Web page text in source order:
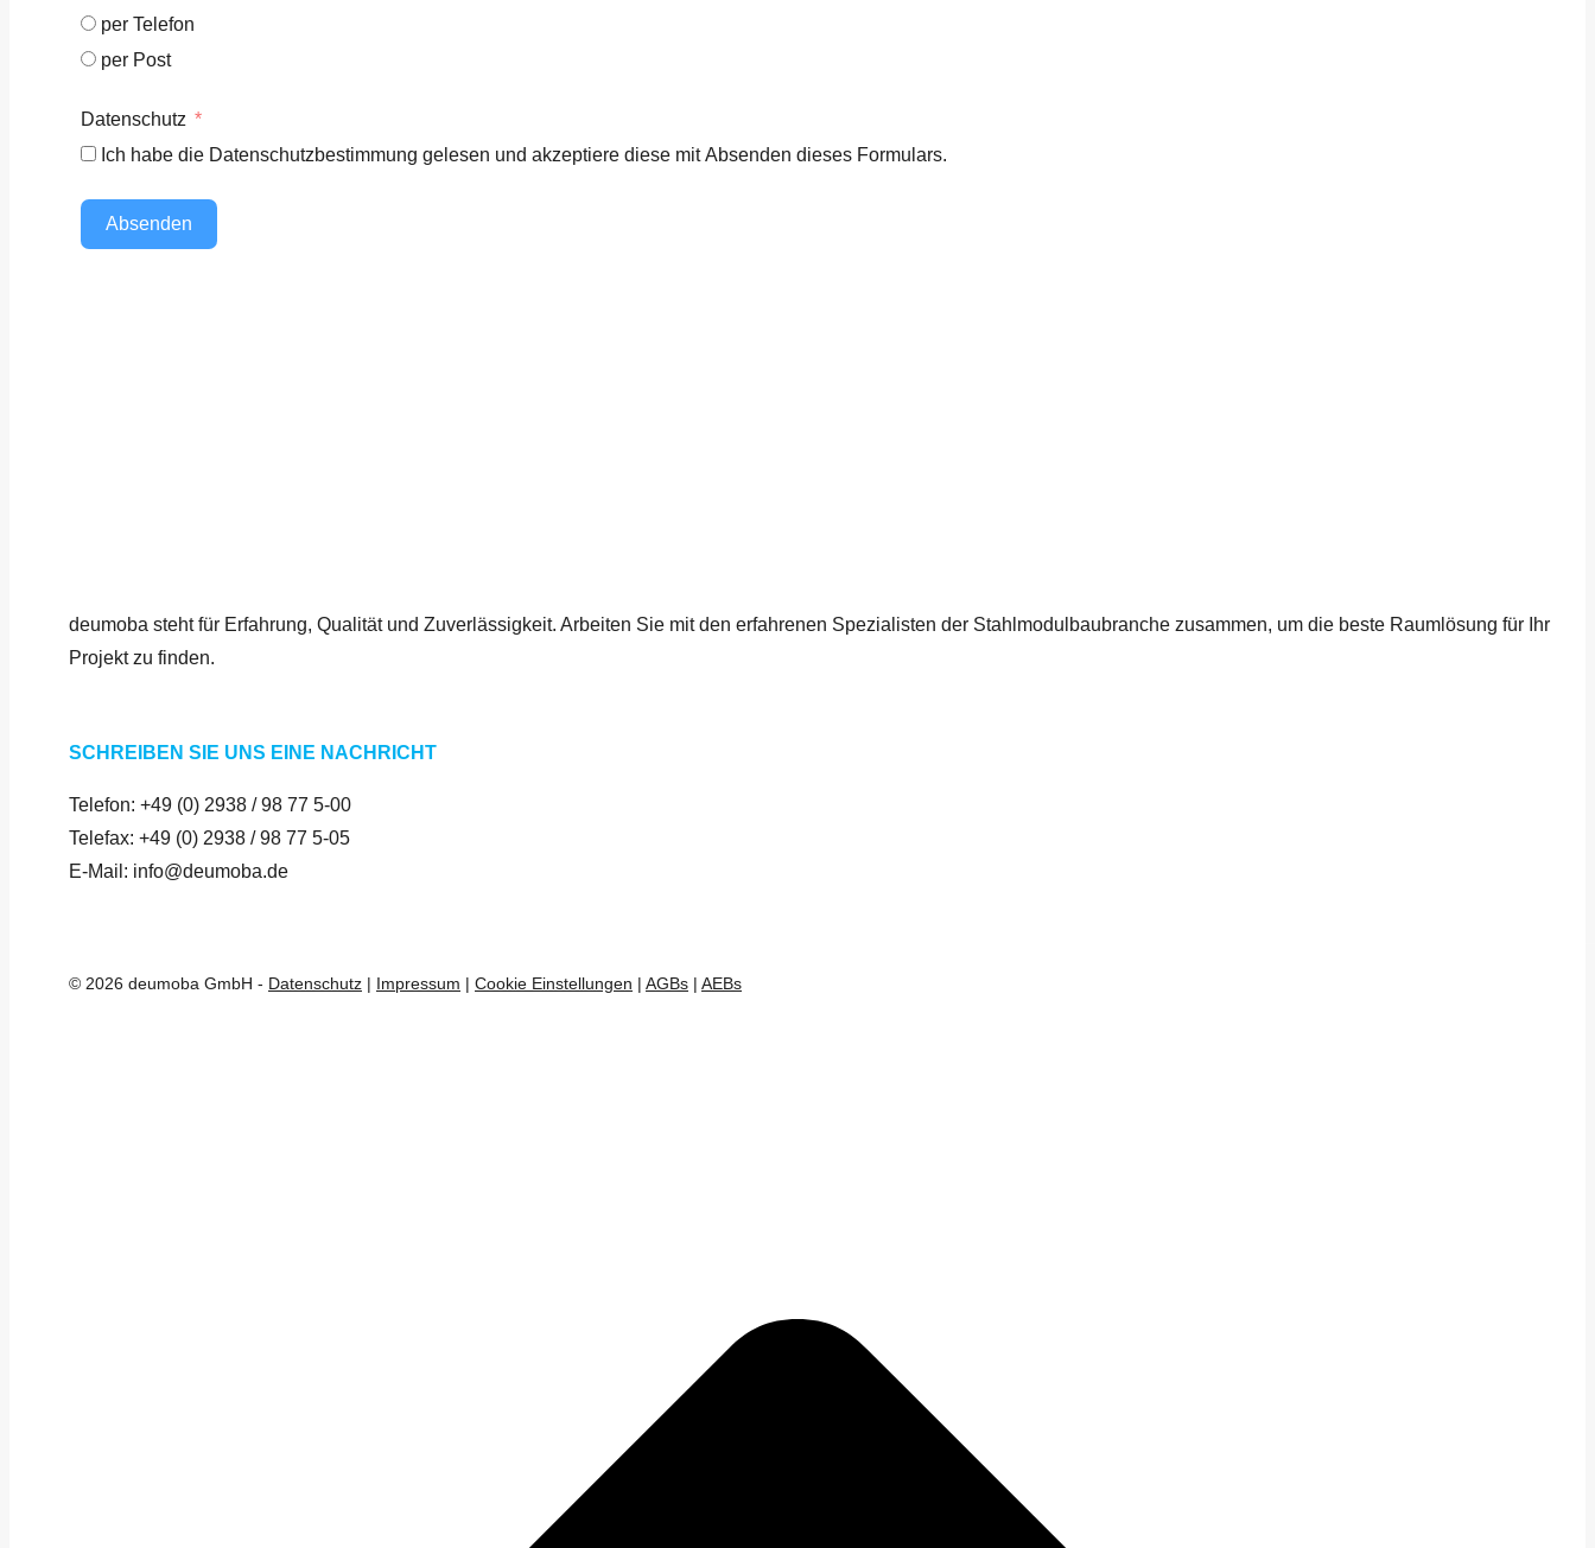
per Telefon
per Post
Datenschutz
Ich habe die Datenschutzbestimmung gelesen und akzeptiere diese mit Absenden dieses Formulars.
Absenden
deumoba steht für Erfahrung, Qualität und Zuverlässigkeit. Arbeiten Sie mit den erfahrenen Spezialisten der Stahlmodulbaubranche zusammen, um die beste Raumlösung für Ihr
Projekt zu finden.
SCHREIBEN SIE UNS EINE NACHRICHT
Telefon: +49 (0) 2938 / 98 77 5-00
Telefax: +49 (0) 2938 / 98 77 5-05
E-Mail: info@deumoba.de
© 2026 deumoba GmbH - Datenschutz | Impressum | Cookie Einstellungen | AGBs | AEBs